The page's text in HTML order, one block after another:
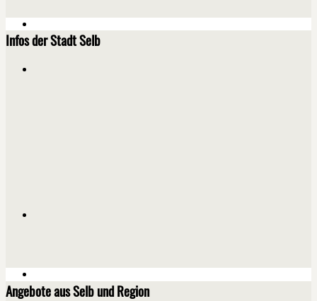
Infos der Stadt Selb
Angebote aus Selb und Region